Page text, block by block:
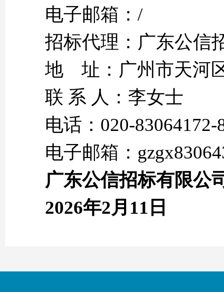
电子邮箱：/
招标代理：广东公信
地 址：广州市天河
联 系 人：李女士
电话：020-83064172-
电子邮箱：
广东公信招标有限公
2026年2月11日